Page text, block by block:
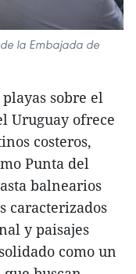
la Embajada de
sobre el
Uruguay ofrece
costeros,
Punta del
balnearios
caracterizados
y paisajes
como un